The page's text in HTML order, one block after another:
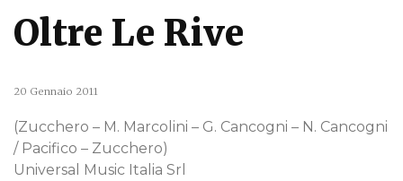
Oltre Le Rive
20 Gennaio 2011
(Zucchero – M. Marcolini – G. Cancogni – N. Cancogni
/ Pacifico – Zucchero)
Universal Music Italia Srl